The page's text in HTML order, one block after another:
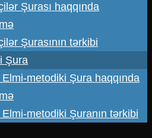
Şurası haqqında
Şurasının tərkibi
Şura
metodiki Şura haqqında
metodiki Şuranın tərkibi